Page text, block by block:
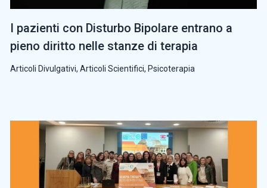
I pazienti con Disturbo Bipolare entrano a
pieno diritto nelle stanze di terapia
Articoli Divulgativi, Articoli Scientifici, Psicoterapia